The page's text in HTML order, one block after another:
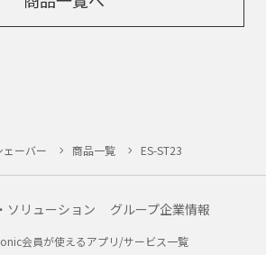
ェーバー 商品一覧 ES-ST23
ソリューション グループ企業情報
会員が使えるアプリ/サービス一覧